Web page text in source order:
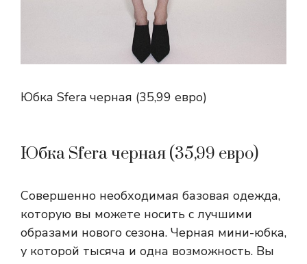
Юбка Sfera черная (35,99 евро)
Юбка Sfera черная (35,99 евро)
Совершенно необходимая базовая одежда,
которую вы можете носить с лучшими
образами нового сезона. Черная мини-юбка,
у которой тысяча и одна возможность. Вы